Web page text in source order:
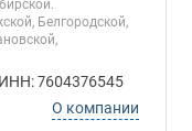
Белгородской,
7604376545
О компании